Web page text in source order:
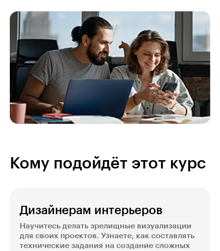
Кому подойдёт этот курс
Дизайнерам интерьеров
Научитесь делать зрелищные визуализации
для своих проектов. Узнаете, как составлять
технические задания на создание сложных